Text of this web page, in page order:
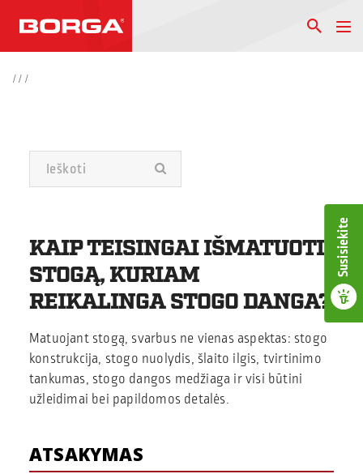
Susisiekite
// /
KAIP TEISINGAI IŠMATUOTI
STOGĄ, KURIAM
REIKALINGA STOGO DANGA?
Matuojant stogą, svarbus ne vienas aspektas: stogo
konstrukcija, stogo nuolydis, šlaito ilgis, tvirtinimo
tankumas, stogo dangos medžiaga ir visi būtini
užleidimai bei papildomos detalės.
ATSAKYMAS